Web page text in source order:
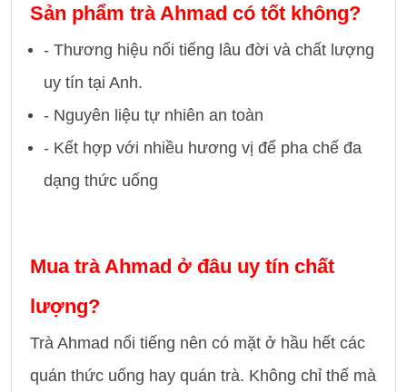
Sản phẩm trà Ahmad có tốt không?
- Thương hiệu nổi tiếng lâu đời và chất lượng
uy tín tại Anh.
- Nguyên liệu tự nhiên an toàn
- Kết hợp với nhiều hương vị để pha chế đa
dạng thức uống
Mua trà Ahmad ở đâu uy tín chất
lượng?
Trà Ahmad nổi tiếng nên có mặt ở hầu hết các
quán thức uống hay quán trà. Không chỉ thế mà